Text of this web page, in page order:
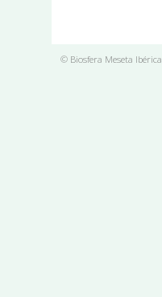
© Biosfera Meseta Ibérica